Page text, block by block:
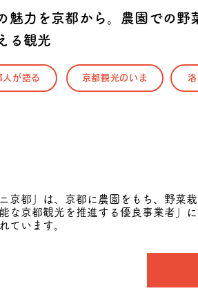
魅力を京都から。農園での
る観光
人が語る 京都観光のいま
京都」は、京都に農園をもち、野菜
な京都観光を推進する優良事業者」
ています。